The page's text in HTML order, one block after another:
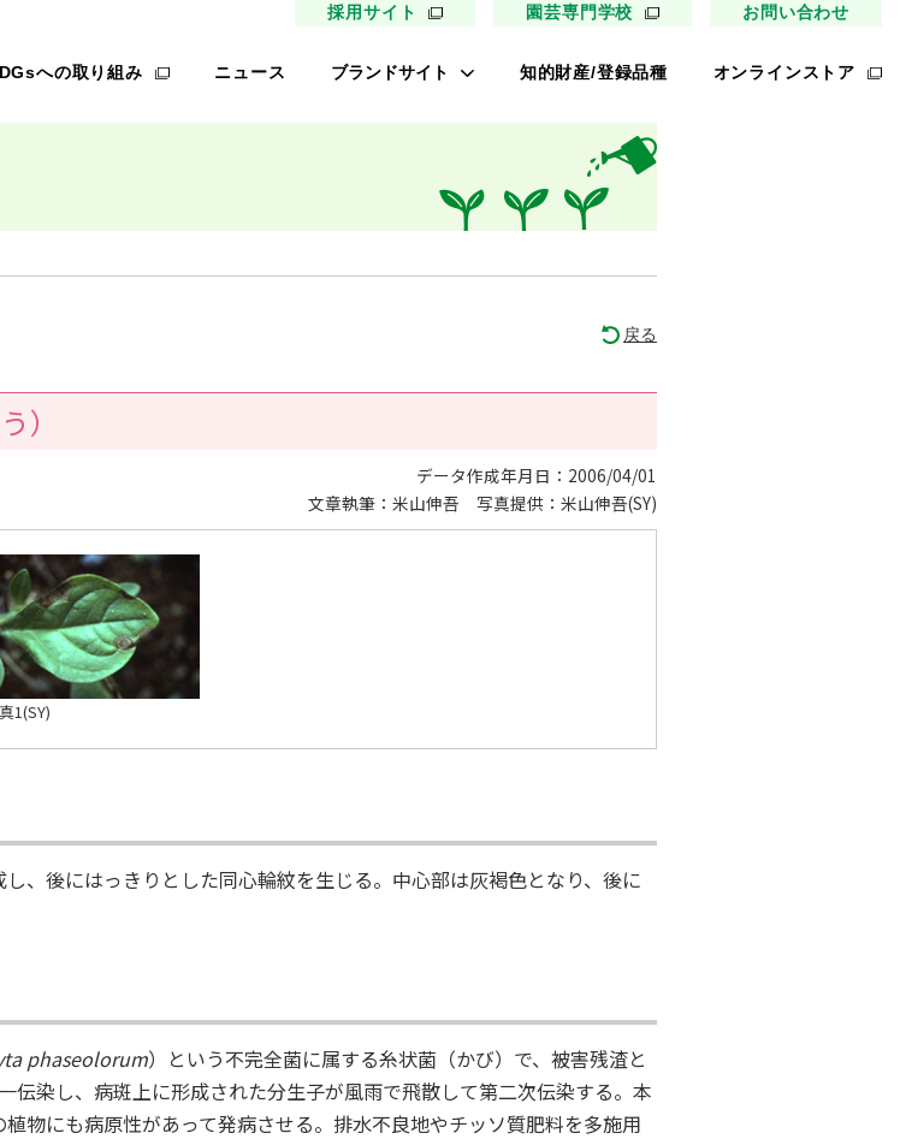
採用サイト 園芸専門学校 お問い合わせ
への取り組み ニュース ブランドサイト
UETE
知的財産/登録品種 オンラインストア
戻る
）
データ作成年月日：2006/04/01
文章執筆：米山伸吾
写真提供：米山伸吾(SY)
1(SY)
、後にはっきりとした同心輪紋を生じる。中心部は灰褐色となり、後に
phaseolorum）という不完全菌に属する糸状菌（かび）で、被害残渣と
伝染し、病斑上に形成された分生子が風雨で飛散して第二次伝染する。本
物にも病原性があって発病させる。排水不良地やチッソ質肥料を多施用